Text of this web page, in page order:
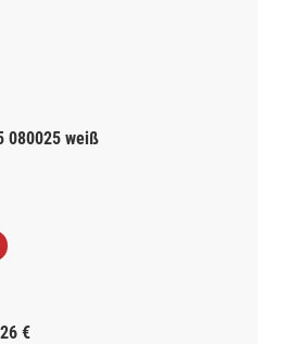
080025 weiß
€